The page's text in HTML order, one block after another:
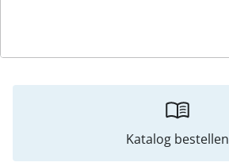
Katalog bestellen